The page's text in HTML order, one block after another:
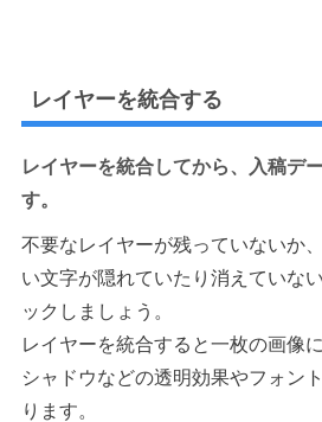
レイヤーを統合する
レイヤーを統合してから、入稿デ
す。
不要なレイヤーが残っていないか
い文字が隠れていたり消えていな
ックしましょう。
レイヤーを統合すると一枚の画像
シャドウなどの透明効果やフォン
ります。